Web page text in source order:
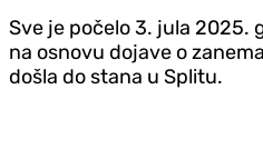
Sve je počelo 3. jula 2025.
na osnovu dojave o
došla do stana u Splitu.